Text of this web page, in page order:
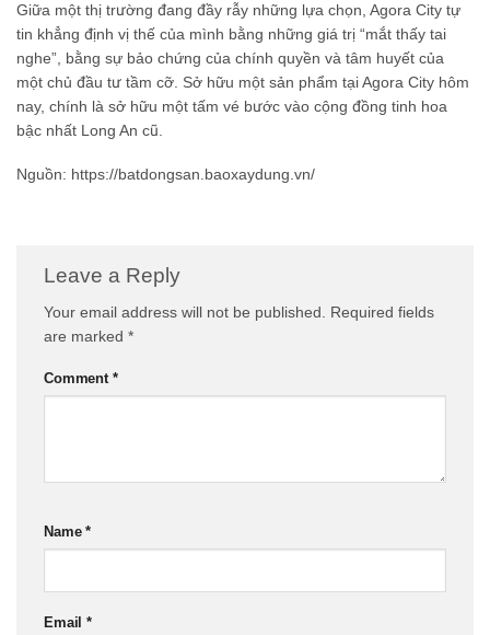
Giữa một thị trường đang đầy rẫy những lựa chọn, Agora City tự
tin khẳng định vị thế của mình bằng những giá trị “mắt thấy tai
nghe”, bằng sự bảo chứng của chính quyền và tâm huyết của
một chủ đầu tư tầm cỡ. Sở hữu một sản phẩm tại Agora City hôm
nay, chính là sở hữu một tấm vé bước vào cộng đồng tinh hoa
bậc nhất Long An cũ.
Nguồn: https://batdongsan.baoxaydung.vn/
Leave a Reply
Your email address will not be published. Required fields
are marked *
Comment *
Name*
Email*